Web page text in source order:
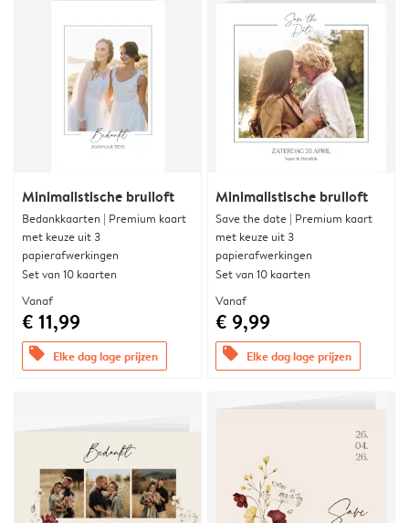
Minimalistische bruiloft
Bedankkaarten | Premium kaart
met keuze uit 3
papierafwerkingen
Set van 10 kaarten
Vanaf
€ 11,99
offers Elke dag lage prijzen
Minimalistische bruiloft
Save the date | Premium kaart
met keuze uit 3
papierafwerkingen
Set van 10 kaarten
Vanaf
€ 9,99
offers Elke dag lage prijzen